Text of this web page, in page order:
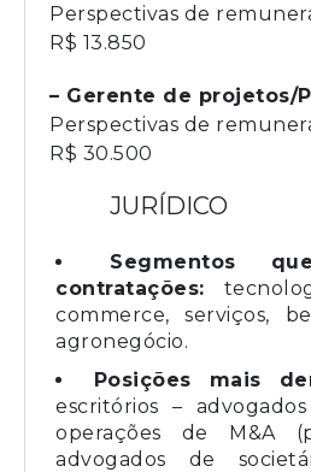
Perspectivas de
R$ 13.850
– Gerente de projetos/
Perspectivas de
R$ 30.500
JURÍDICO
Segmentos
contratações:
commerce, serviços,
agronegócio.
Posições mais
escritórios –
operações de M&A
advogados de